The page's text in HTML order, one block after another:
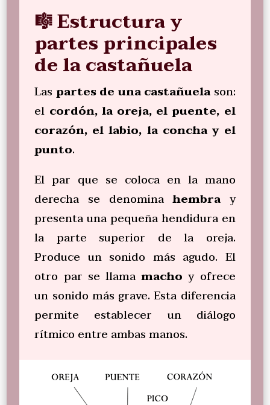
🎼 Estructura y
partes principales
de la castañuela
Las partes de una castañuelason:
el cordón, la oreja, el puente, el
corazón, el labio, la concha y el
punto.
El par que se coloca en la mano
derecha se denominahembray
presenta una pequeña hendidura en
la parte superior de la oreja.
Produce un sonido más agudo. El
otro par se llamamacho y ofrece
un sonido más grave. Esta diferencia
permite establecer un diálogo
rítmico entre ambas manos.